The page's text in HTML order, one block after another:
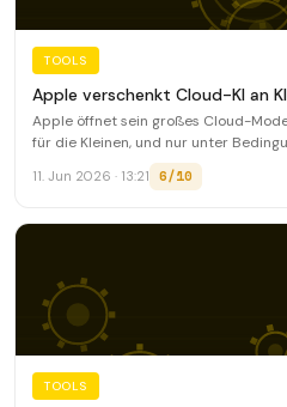
TOOLS
Apple verschenkt Cloud-KI an
Apple öffnet sein großes Cloud-
für die Kleinen, und nur unter
11. Jun 2026 · 13:21 6/10
TOOLS